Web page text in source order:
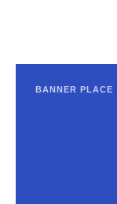
BANNER PLACE